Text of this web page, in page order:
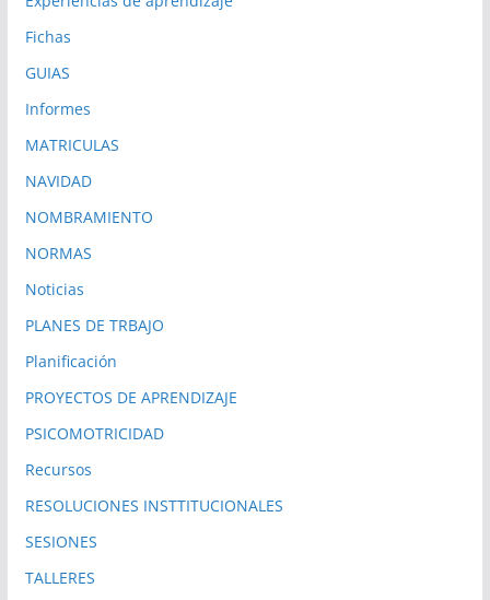
Fichas
GUIAS
Informes
MATRICULAS
NAVIDAD
NOMBRAMIENTO
NORMAS
Noticias
PLANES DE TRBAJO
Planificación
PROYECTOS DE APRENDIZAJE
PSICOMOTRICIDAD
Recursos
RESOLUCIONES INSTTITUCIONALES
SESIONES
TALLERES